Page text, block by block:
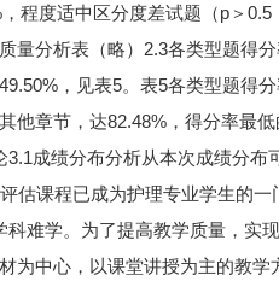
程度适中区分度差试题（p＞
量分析表（略）2.3各类型题得
，见表5。表5各类型题得
他章节，达82.48%，得分率最
3.1成绩分布分析从本次成绩分
估课程已成为护理专业学生的
科难学。为了提高教学质量，
为中心，以课堂讲授为主的教